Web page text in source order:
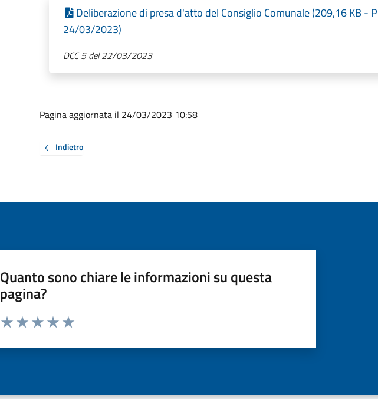
Deliberazione di presa d'atto del Consiglio Comunale (209,16 KB -
24/03/2023)
DCC 5 del 22/03/2023
Pagina aggiornata il 24/03/2023 10:58
Indietro
Quanto sono chiare le informazioni su questa
pagina?
Valuta da 1 a 5 stelle la pagina